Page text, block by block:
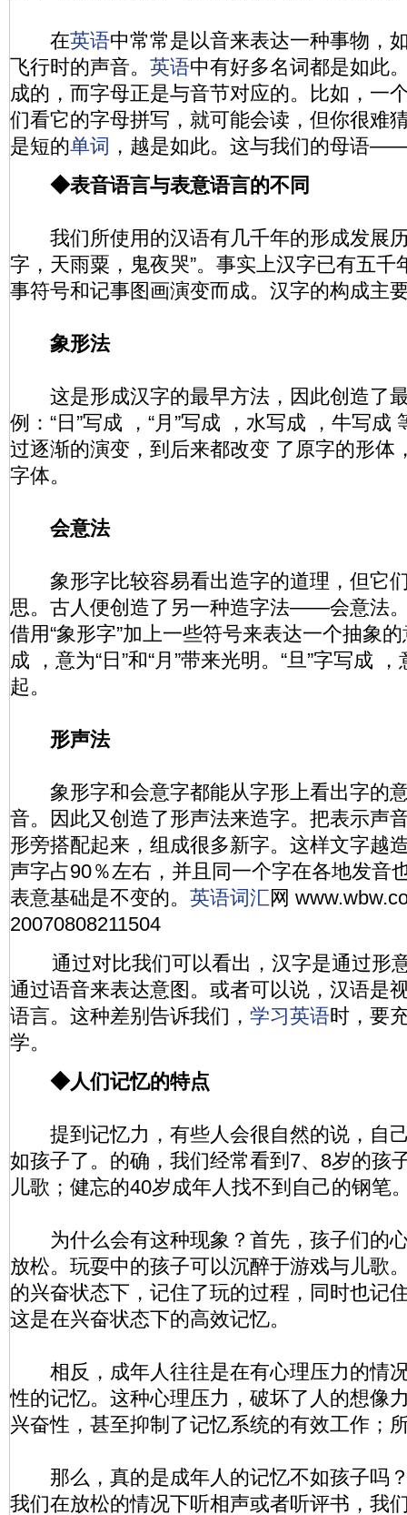
在英语中常常是以音来表达一种事物，
飞行时的声音。 英语中有好多名词都是如此
成的，而字母正是与音节对应的。比如，一
们看它的字母拼写，就可能会读，但你很难
是短的单词 ，越是如此。这与我们的母语
◆表音语言与表意语言的不同
我们所使用的汉语有几千年的形成发展历
字，天雨粟，鬼夜哭”。事实上汉字已有五千
事符号和记事图画演变而成。汉字的构成主
象形法
这是形成汉字的最早方法，因此创造了
例：“日”写成 ，“月”写成 ，水写成 ，牛写成
过逐渐的演变，到后来都改变 了原字的形体
字体。
会意法
象形字比较容易看出造字的道理，但它
思。古人便创造了另一种造字法——会意法
借用“象形字”加上一些符号来表达一个抽象的
成 ，意为“日”和“月”带来光明。“旦”字写成
起。
形声法
象形字和会意字都能从字形上看出字的
音。因此又创造了形声法来造字。把表示声
形旁搭配起来，组成很多新字。这样文字越
声字占90％左右，并且同一个字在各地发音
表意基础是不变的。 英语词汇网
20070808211504
通过对比我们可以看出，汉字是通过形
通过语音来表达意图。或者可以说，汉语是
语言。这种差别告诉我们， 学习英语时，要
学。
◆人们记忆的特点
提到记忆力，有些人会很自然的说，自
如孩子了。的确，我们经常看到7、8岁的孩
儿歌；健忘的40岁成年人找不到自己的钢笔
为什么会有这种现象？首先，孩子们的
放松。玩耍中的孩子可以沉醉于游戏与儿歌
的兴奋状态下，记住了玩的过程，同时也记
这是在兴奋状态下的高效记忆。
相反，成年人往往是在有心理压力的情
性的记忆。这种心理压力，破坏了人的想像
兴奋性，甚至抑制了记忆系统的有效工作；
那么，真的是成年人的记忆不如孩子吗
我们在放松的情况下听相声或者听评书，我